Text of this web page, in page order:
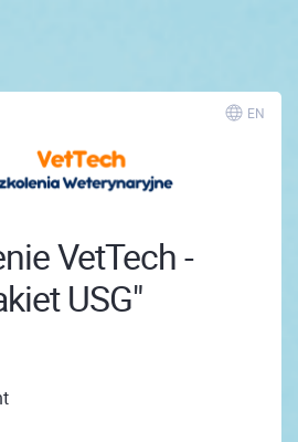
EN
VetTech -
USG"